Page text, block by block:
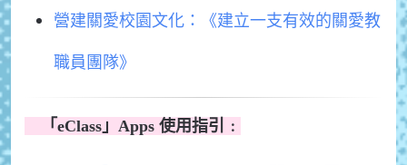
營建關愛校園文化：《建立一支有效的關愛教
職員團隊》
「eClass」Apps 使用指引﹕